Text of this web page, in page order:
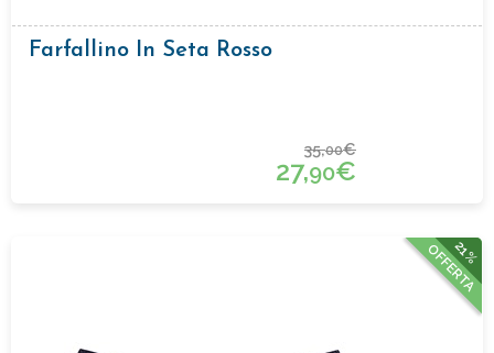
Farfallino In Seta Rosso
35,00€
27,90€
21%
OFFERTA